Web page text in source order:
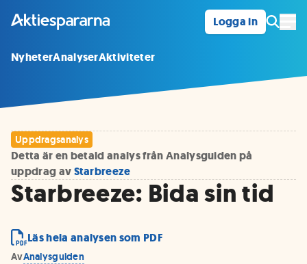
Logga in
NyheterAnalyserAktiviteter
Uppdragsanalys
Detta är en betald analys från Analysguiden på
uppdrag avStarbreeze
Starbreeze: Bida sin tid
Läs hela analysen som PDF
AvAnalysguiden